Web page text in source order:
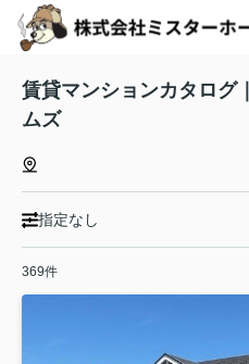
賃貸マンションカタログ
ムズ
指定なし
369件